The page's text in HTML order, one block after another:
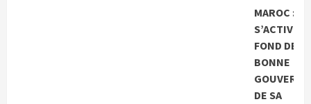
MAROC :
S’ACTIVE
FOND DE
BONNE
DE SA